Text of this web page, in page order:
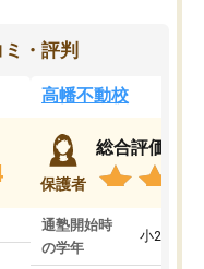
・評判
高幡不動校
保護者
総合評価
通塾開始時
の学年
小2